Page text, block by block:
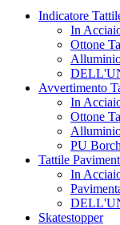
Indicatore
In
Ottone
Avvertimento
In
Ottone
PU
Tattile
In
Skatestopper